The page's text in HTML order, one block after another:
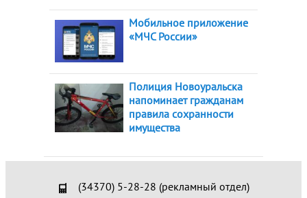
Мобильное приложение
«МЧС России»
Полиция Новоуральска
напоминает гражданам
правила сохранности
имущества
(34370) 5-28-28 (рекламный отдел)